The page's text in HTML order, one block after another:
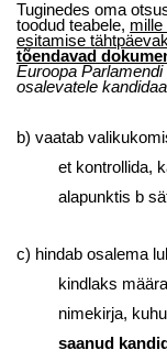
Tuginedes oma
toodud teabele, mille
esitamise
tõendavad
Euroopa
osalevatele
b) vaatab
et kontrollida,
alapunktis b
c) hindab osalema
kindlaks
nimekirja,
saanud